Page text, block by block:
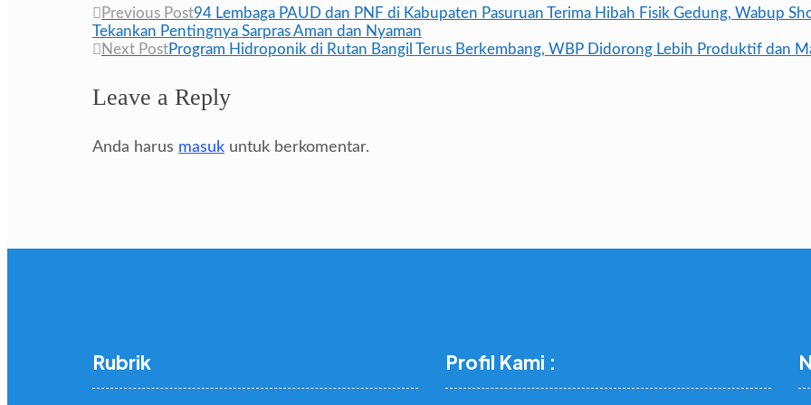
Navigasi
pos
Previous Post94 Lembaga PAUD dan PNF di Kabupaten Pasuruan Terima Hibah Fisik Gedung, Wabup
Tekankan Pentingnya Sarpras Aman dan Nyaman
Next PostProgram Hidroponik di Rutan Bangil Terus Berkembang, WBP Didorong Lebih Produktif dan
Leave a Reply
Anda harus masuk untuk berkomentar.
Rubrik Profil Kami :